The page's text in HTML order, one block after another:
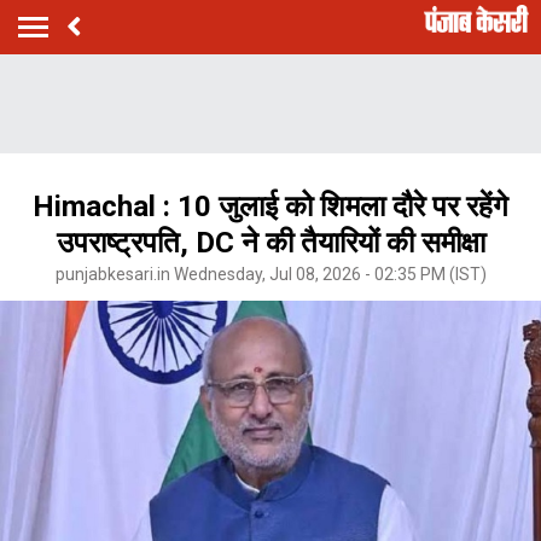
Himachal : 10 जुलाई को शिमला दौरे पर रहेंगे
उपराष्ट्रपति, DC ने की तैयारियों की समीक्षा
punjabkesari.in Wednesday, Jul 08, 2026 - 02:35 PM (IST)